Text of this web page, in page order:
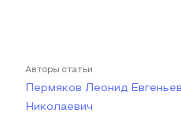
Авторы статьи
Пермяков Леонид
Николаевич